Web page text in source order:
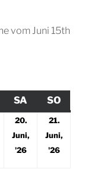
vom Juni 15th
SA SO
20.
Juni,
'26
21.
Juni,
'26